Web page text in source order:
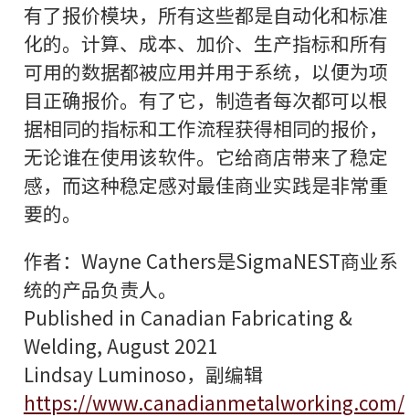
有了报价模块，所有这些都是自动化和标准
化的。计算、成本、加价、生产指标和所有
可用的数据都被应用并用于系统，以便为项
目正确报价。有了它，制造者每次都可以根
据相同的指标和工作流程获得相同的报价，
无论谁在使用该软件。它给商店带来了稳定
感，而这种稳定感对最佳商业实践是非常重
要的。
作者：Wayne Cathers是SigmaNEST商业系
统的产品负责人。
Published in Canadian Fabricating &
Welding, August 2021
Lindsay Luminoso，副编辑
https://www.canadianmetalworking.com/